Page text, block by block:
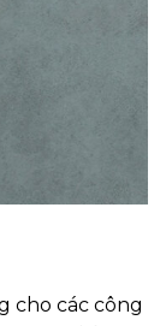
cho các công